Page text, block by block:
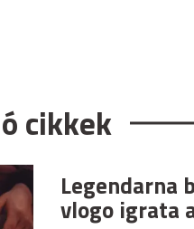
cikkek
Legendarna
vlogo igrata